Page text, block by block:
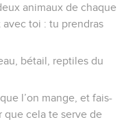
animaux de chaque
toi : tu prendras
bétail, reptiles du
l’on mange, et fais-
que cela te serve de